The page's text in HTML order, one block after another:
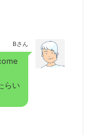
Bさん
らい